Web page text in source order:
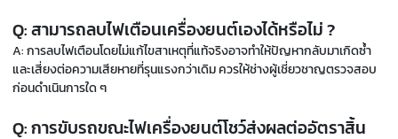
Q: สามารถลบไฟเตือนเครื่องยนต์เองได้หรือไม่ ?
A: การลบไฟเตือนโดยไม่แก้ไขสาเหตุที่แท้จริงอาจทำให้ปัญหากลับมาเกิดซ้ำ
และเสี่ยงต่อความเสียหายที่รุนแรงกว่าเดิม ควรให้ช่างผู้เชี่ยวชาญตรวจสอบ
ก่อนดำเนินการใด ๆ
Q: การขับรถขณะไฟเครื่องยนต์โชว์ส่งผลต่ออัตราสิ้น